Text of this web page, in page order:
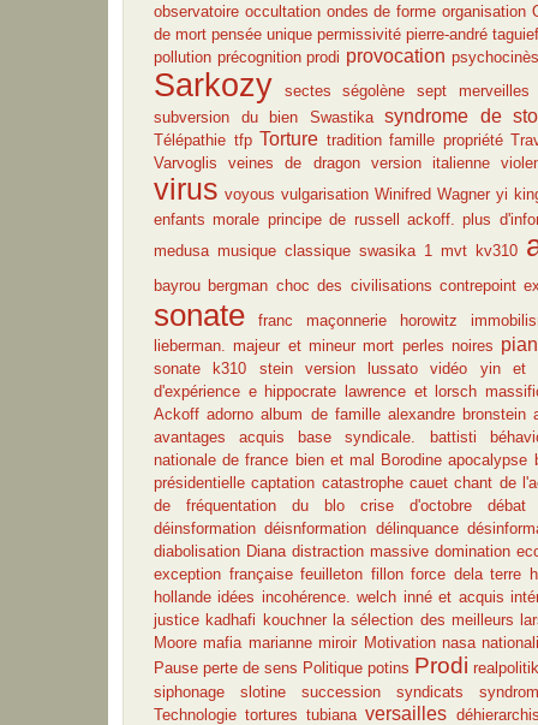
observatoire occultation ondes de forme organisation
de mort pensée unique permissivité pierre-andré
pollution précognition prodi provocation
Sarkozy sectes ségolène
sept merveilles
subversion du bien
Swastika syndrome de
Télépathie tfp Torture tradition famille propriété
Varvoglis
veines de dragon version italienne
virus voyous vulgarisation Winifred Wagner yi
enfants morale principe de russell ackoff. plus
medusa musique classique swasika 1 mvt kv310
bayrou bergman choc des civilisations contrepoint
sonate franc maçonnerie horowitz
lieberman.
majeur et mineur mort perles noires
sonate k310 stein version lussato vidéo
yin et
d'expérience e hippocrate lawrence et lorsch
Ackoff adorno album de famille alexandre bronstein
avantages acquis
base syndicale. battisti
nationale de france bien et mal Borodine apocalypse
présidentielle captation catastrophe cauet chant de
de fréquentation du blo
crise d'octobre
débat
déinsformation déisnformation délinquance
diabolisation Diana distraction massive domination
exception française feuilleton fillon force dela terre
hollande idées incohérence. welch inné et acquis
justice kadhafi kouchner la sélection des meilleurs
Moore mafia marianne miroir Motivation nasa
Pause perte de sens Politique potins Prodi realpolitik
siphonage
slotine succession syndicats
Technologie tortures tubiana versailles